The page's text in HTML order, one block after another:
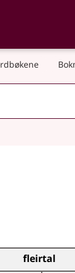
og
fleirtal